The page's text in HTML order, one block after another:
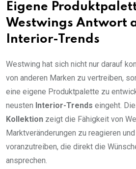
Eigene
Westwings Antwort
Interior-Trends
Westwing hat sich nicht nur darauf
von anderen Marken zu vertreiben,
eine eigene Produktpalette zu
neusten Interior-Trends eingeht.
Kollektion zeigt die Fähigkeit von
Marktveränderungen zu reagieren
voranzutreiben, die direkt die
ansprechen.